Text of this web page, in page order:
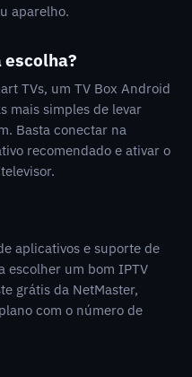
aparelho.
escolha?
TVs, um TV Box Android
mais simples de levar
Basta conectar na
recomendado e ativar o
aplicativos e suporte de
escolher um bom IPTV
grátis da NetMaster,
com o número de